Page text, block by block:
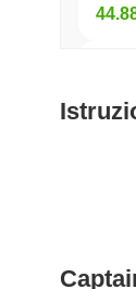
#358